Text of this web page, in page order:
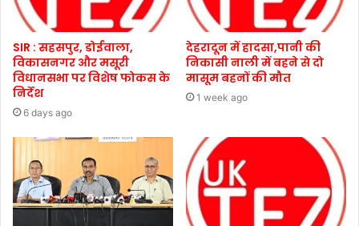
SIR : सहसपुर, डोईवाला,
विकासनगर और मसूरी
विधानसभा पर विशेष फोकस के
निर्देश
6 days ago
देहरादून में हादसा,पानी की
निकासी नाली में बहने से दो
मासूम बहनों की मौत
1 week ago